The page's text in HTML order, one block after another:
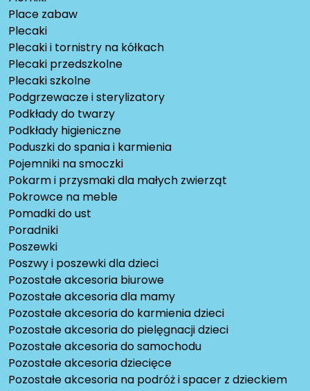
Place zabaw
Plecaki
Plecaki i tornistry na kółkach
Plecaki przedszkolne
Plecaki szkolne
Podgrzewacze i sterylizatory
Podkłady do twarzy
Podkłady higieniczne
Poduszki do spania i karmienia
Pojemniki na smoczki
Pokarm i przysmaki dla małych zwierząt
Pokrowce na meble
Pomadki do ust
Poradniki
Poszewki
Poszwy i poszewki dla dzieci
Pozostałe akcesoria biurowe
Pozostałe akcesoria dla mamy
Pozostałe akcesoria do karmienia dzieci
Pozostałe akcesoria do pielęgnacji dzieci
Pozostałe akcesoria do samochodu
Pozostałe akcesoria dziecięce
Pozostałe akcesoria na podróż i spacer z dzieckiem